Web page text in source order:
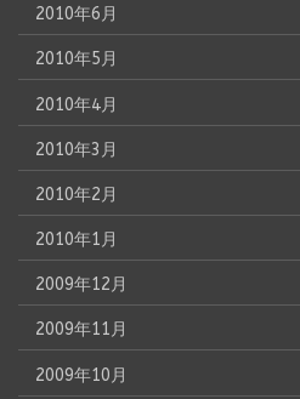
2010年6月
2010年5月
2010年4月
2010年3月
2010年2月
2010年1月
2009年12月
2009年11月
2009年10月